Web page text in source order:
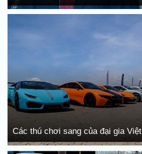
Các thú chơi sang của đại gia Việt